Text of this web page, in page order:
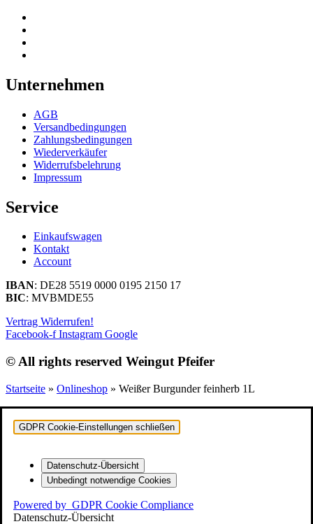
Unternehmen
AGB
Versandbedingungen
Zahlungsbedingungen
Wiederverkäufer
Widerrufsbelehrung
Impressum
Service
Einkaufswagen
Kontakt
Account
IBAN: DE28 5519 0000 0195 2150 17
BIC: MVBMDE55
Vertrag Widerrufen!
Facebook-f Instagram Google
© All rights reserved Weingut Pfeifer
Startseite » Onlineshop » Weißer Burgunder feinherb 1L
GDPR Cookie-Einstellungen schließen
Datenschutz-Übersicht
Unbedingt notwendige Cookies
Powered by GDPR Cookie Compliance
Datenschutz-Übersicht